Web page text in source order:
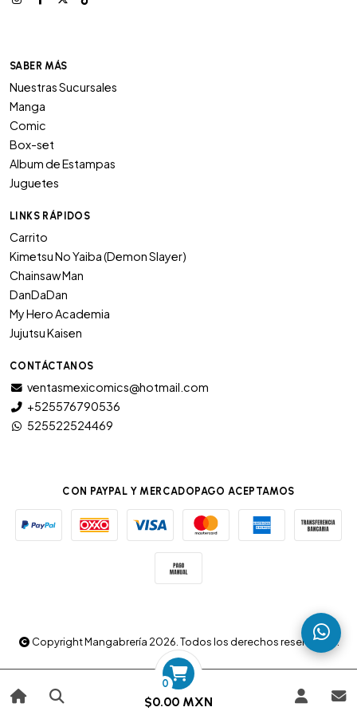
0
$0.00 MXN
SABER MÁS
Nuestras Sucursales
Manga
Comic
Box-set
Album de Estampas
Juguetes
LINKS RÁPIDOS
Carrito
Kimetsu No Yaiba (Demon Slayer)
Chainsaw Man
DanDaDan
My Hero Academia
Jujutsu Kaisen
CONTÁCTANOS
ventasmexicomics@hotmail.com
+525576790536
525522524469
CON PAYPAL Y MERCADOPAGO ACEPTAMOS
Copyright Mangabrería 2026. Todos los derechos reservados.